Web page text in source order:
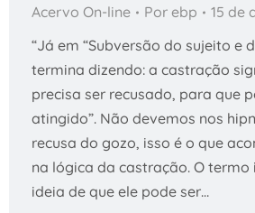
Acervo On-line Por ebp
15 de
“Já em “Subversão do sujeito e
termina dizendo: a castração
precisa ser recusado, para que
atingido”. Não devemos nos
recusa do gozo, isso é o que
na lógica da castração. O
ideia de que ele pode ser…